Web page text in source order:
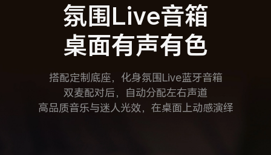
氛围Live音箱
桌面有声有色
搭配定制底座，化身氛围Live蓝牙音箱
双麦配对后，自动分配左右声道
高品质音乐与迷人光效，在桌面上动感演绎